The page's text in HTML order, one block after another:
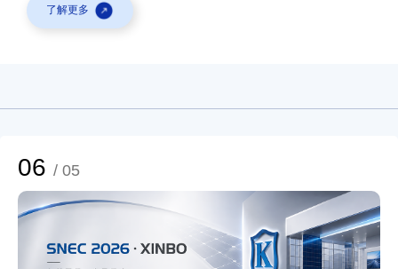
了解更多
06 / 05